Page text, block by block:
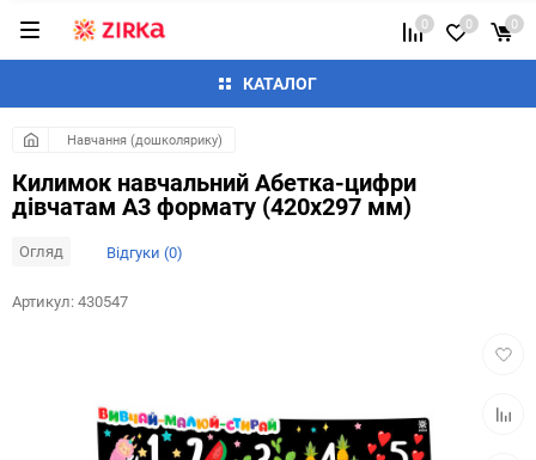
КАТАЛОГ
0 0 0
Навчання (дошколярику)
Килимок навчальний Абетка-цифри
дівчатам А3 формату (420х297 мм)
Огляд Відгуки (0)
до
Артикул:430547